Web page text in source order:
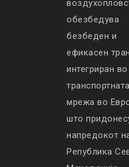
обезбедува
безбеден и
ефикасен
интегриран во
транспортната
мрежа во
што
напредокот
Република